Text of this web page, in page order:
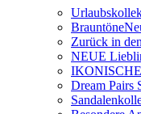
Brauntöne
Zurück in
NEUE
IKONISCHE
Dream Pairs